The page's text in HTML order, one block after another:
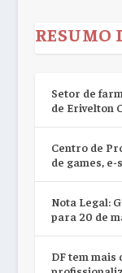
RESUMO
Setor de
de Erivelton
Centro de
de games,
Nota Legal:
para 20 de
DF tem mais